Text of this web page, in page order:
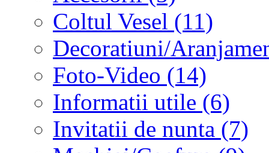
Coltul Vesel (11)
Decoratiuni/
Foto-Video (14)
Informatii utile (6)
Invitatii de nunta (7)